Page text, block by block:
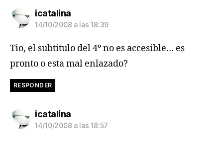
icatalinadice:
14/10/2008 a las 18:39
Tio, el subtitulo del 4º no es accesible… es
pronto o esta mal enlazado?
RESPONDER
icatalinadice:
14/10/2008 a las 18:57